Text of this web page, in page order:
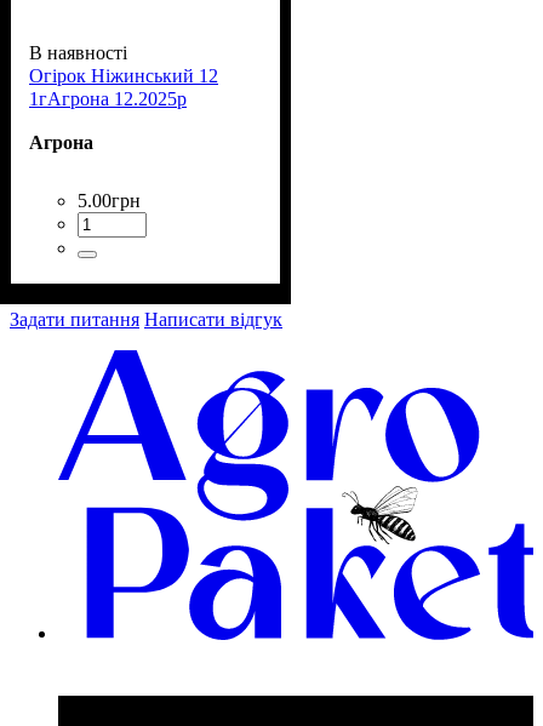
В наявності
Огірок Ніжинський 12
1гАгрона 12.2025р
Агрона
5.00грн
Задати питання Написати відгук